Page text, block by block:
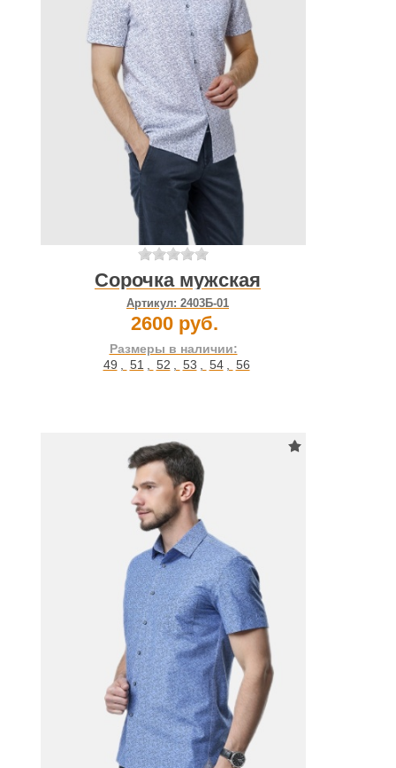
Сорочка мужская
Артикул: 2403Б-01
2600 руб.
Размеры в наличии:
49 , 51 , 52 , 53 , 54 , 56